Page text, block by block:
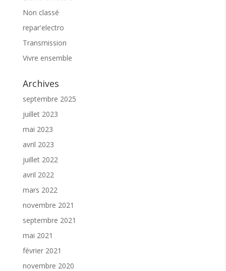
Non classé
repar'electro
Transmission
Vivre ensemble
Archives
septembre 2025
juillet 2023
mai 2023
avril 2023
juillet 2022
avril 2022
mars 2022
novembre 2021
septembre 2021
mai 2021
février 2021
novembre 2020